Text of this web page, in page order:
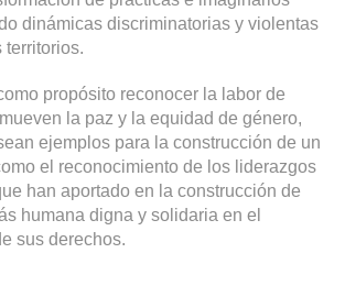
dinámicas discriminatorias y violentas
territorios.
propósito reconocer la labor de
la paz y la equidad de género,
ejemplos para la construcción de un
el reconocimiento de los liderazgos
han aportado en la construcción de
humana digna y solidaria en el
sus derechos.